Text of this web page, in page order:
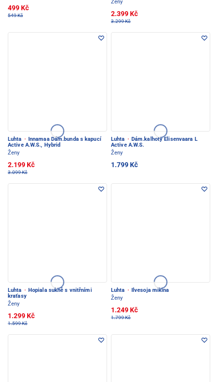
499 Kč
549 Kč
Ženy
2.399 Kč
3.299 Kč
Luhta ·
Innamaa Dám.bunda s kapucí
Active A.W.S., Hybrid
Ženy
2.199 Kč
3.099 Kč
Luhta · Dám.kalhoty Elisenvaara L
Active A.W.S.
Ženy
1.799 Kč
Luhta · Hopiala sukně s vnitřními
kraťasy
Ženy
1.299 Kč
1.599 Kč
Luhta ·
Ilvesoja mikina
Ženy
1.249 Kč
1.799 Kč